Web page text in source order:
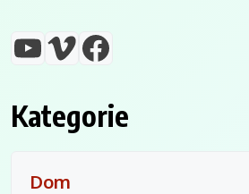
YouTube
VimeoFacebook
Kategorie
Dom